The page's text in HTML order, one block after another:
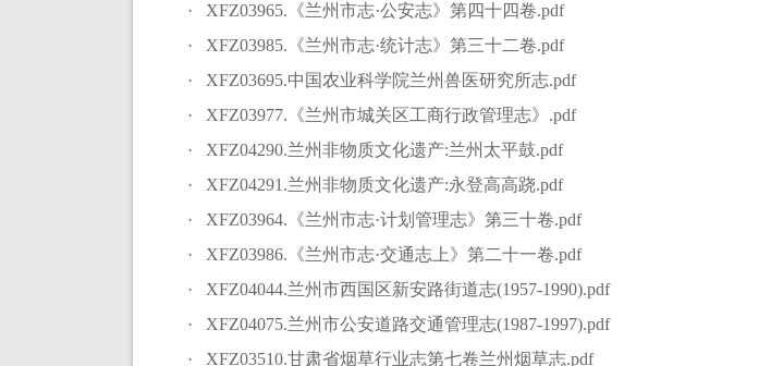
· XFZ03965.《兰州市志·公安志》第四十四卷.pdf
· XFZ03985.《兰州市志·统计志》第三十二卷.pdf
· XFZ03695.中国农业科学院兰州兽医研究所志.pdf
· XFZ03977.《兰州市城关区工商行政管理志》.pdf
· XFZ04290.兰州非物质文化遗产:兰州太平鼓.pdf
· XFZ04291.兰州非物质文化遗产:永登高高跷.pdf
· XFZ03964.《兰州市志·计划管理志》第三十卷.pdf
· XFZ03986.《兰州市志·交通志上》第二十一卷.pdf
· XFZ04044.兰州市西国区新安路街道志(1957-1990).pdf
· XFZ04075.兰州市公安道路交通管理志(1987-1997).pdf
· XFZ03510.甘肃省烟草行业志第七卷兰州烟草志.pdf